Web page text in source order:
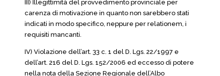
III) Illegittimità del provvedimento provinciale per
carenza di motivazione in quanto non sarebbero stati
indicati in modo specifico, neppure per relationem, i
requisiti mancanti.
IV) Violazione dell’art. 33 c. 1 del D. Lgs. 22/1997 e
dell’art. 216 del D. Lgs. 152/2006 ed eccesso di potere
nella nota della Sezione Regionale dell’Albo